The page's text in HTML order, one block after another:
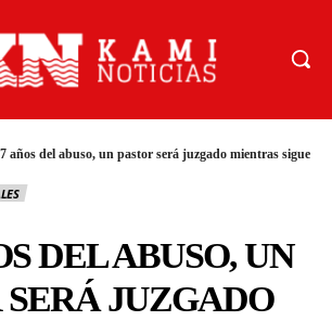
años del abuso, un pastor será juzgado mientras sigue
DEL ABUSO, UN
SERÁ JUZGADO